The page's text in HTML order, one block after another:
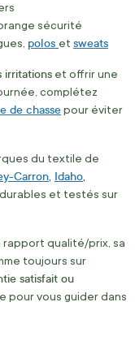
sécurité
polos et sweats
irritations et offrir une
complétez
de chassepour éviter
du textile de
Carron, Idaho,
et testés sur
qualité/prix, sa
toujours sur
satisfait ou
pour vous guider dans